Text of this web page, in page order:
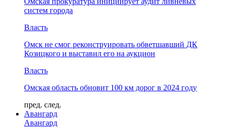
систем города
Власть
Омск не смог реконструировать обветшавший ДК
Козицкого и выставил его на аукцион
Власть
Омская область обновит 100 км дорог в 2024 году
пред. след.
Авангард
Авангард